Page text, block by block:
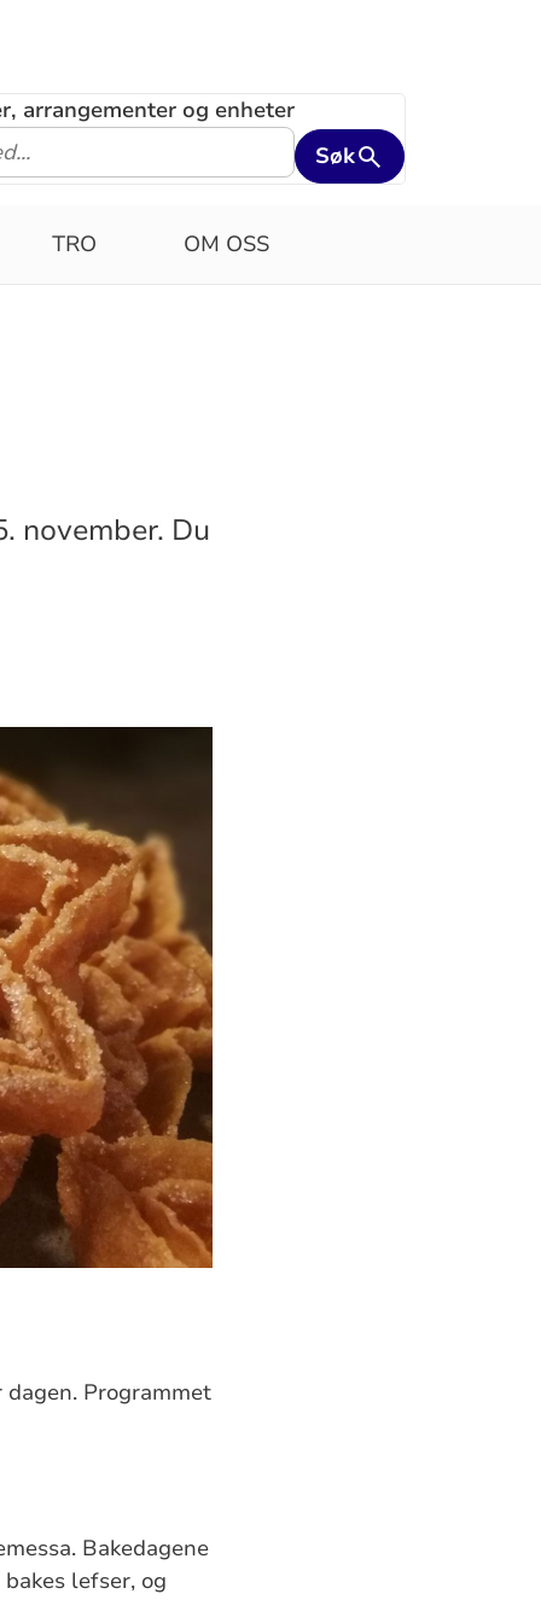
arrangementer og enheter
Søk
TRO OM OSS
november. Du
Programmet
Bakedagene
lefser, og